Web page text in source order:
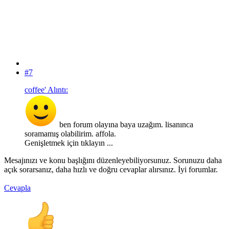
#7
coffee' Alıntı:
ben forum olayına baya uzağım. lisanınca
soramamış olabilirim. affola.
Genişletmek için tıklayın ...
Mesajınızı ve konu başlığını düzenleyebiliyorsunuz. Sorunuzu daha
açık sorarsanız, daha hızlı ve doğru cevaplar alırsınız. İyi forumlar.
Cevapla